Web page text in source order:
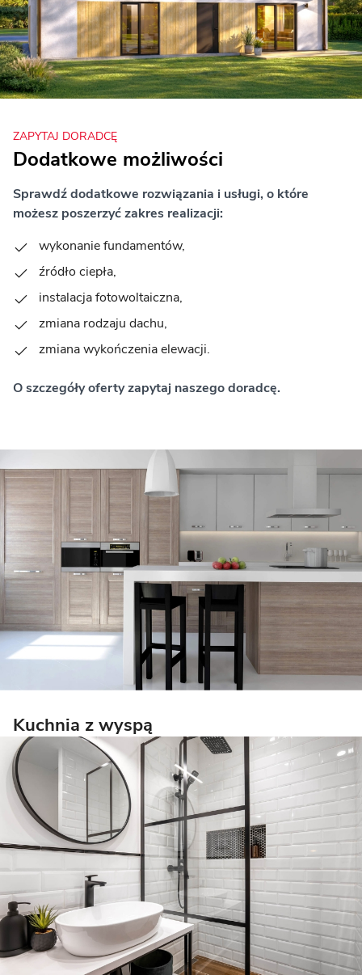
ZAPYTAJ DORADCĘ
Dodatkowe możliwości
Sprawdź dodatkowe rozwiązania i usługi, o które
możesz poszerzyć zakres realizacji:
wykonanie fundamentów,
źródło ciepła,
instalacja fotowoltaiczna,
zmiana rodzaju dachu,
zmiana wykończenia elewacji.
O szczegóły oferty zapytaj naszego doradcę.
Kuchnia z wyspą